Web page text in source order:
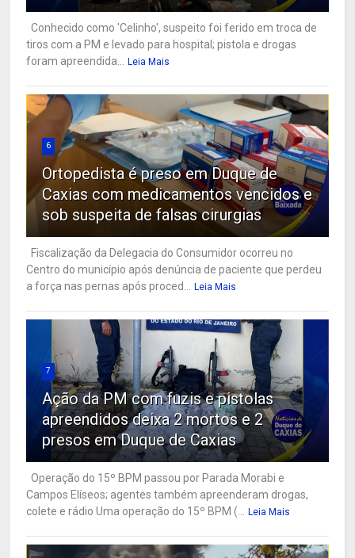
Conhecido como 'Celinho', suspeito foi ferido em troca de
tiros com a PM e levado para hospital; pistola e drogas
foram apreendida...
Leia Mais
6
Ortopedista é preso em Duque de
Caxias com medicamentos vencidos e
sob suspeita de falsas cirurgias
Fiscalização da Delegacia do Consumidor ocorreu no
Centro do município após denúncia de paciente que perdeu
a força nas pernas após proced...
Leia Mais
7
Ação da PM com fuzis e pistolas
apreendidos deixa 2 mortos e 2
presos em Duque de Caxias
Operação do 15º BPM passou por Parada Morabi e
Campos Elíseos; agentes também apreenderam drogas,
colete e rádio Uma operação do 15º BPM (...
Leia Mais